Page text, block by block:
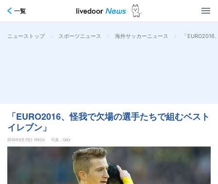
一覧
ニューストップ > スポーツニュース > 海外サッカーニュース > 「
「EURO2016、怪我で欠場の選手たちで組むベスト
イレブン」
2016年6月15日 1時0分 写真：Qoly